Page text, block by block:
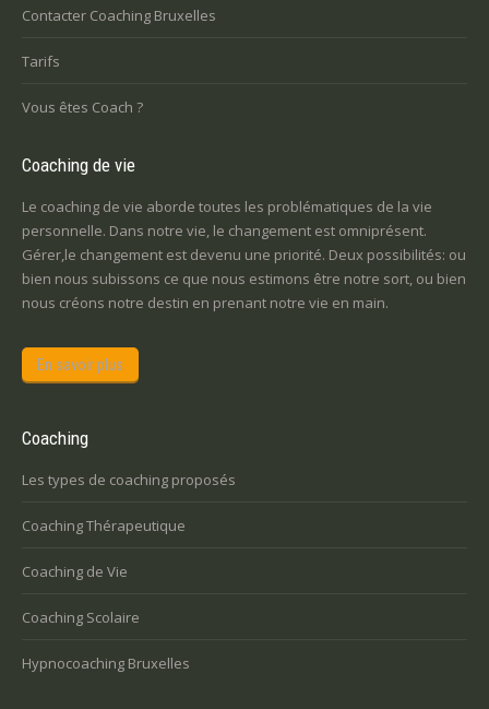
Contacter Coaching Bruxelles
Tarifs
Vous êtes Coach ?
Coaching de vie
Le coaching de vie aborde toutes les problématiques de la vie
personnelle. Dans notre vie, le changement est omniprésent.
Gérer,le changement est devenu une priorité. Deux possibilités: ou
bien nous subissons ce que nous estimons être notre sort, ou bien
nous créons notre destin en prenant notre vie en main.
En savoir plus
Coaching
Les types de coaching proposés
Coaching Thérapeutique
Coaching de Vie
Coaching Scolaire
Hypnocoaching Bruxelles